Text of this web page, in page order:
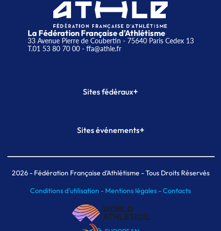
La Fédération Française d'Athlétisme
33 Avenue Pierre de Coubertin - 75640 Paris Cedex 13
T.01 53 80 70 00- ffa@athle.fr
Sites fédéraux+
Plateforme Formation
Sites événements+
Meeting de Paris indoor
MAIF Ekiden de Paris
2026- Fédération Française d'Athlétisme - Tous Droits Réservés
Conditions d'utilisation - Mentions légales -Contacts